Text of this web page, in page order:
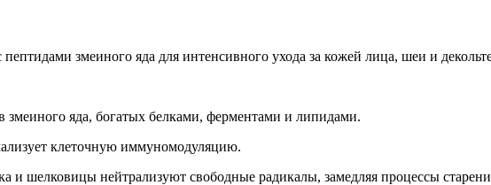
змеиного яда для интенсивного ухода за кожей лица, шеи и
змеиного яда, богатых белками, ферментами и липидами.
клеточную иммуномодуляцию.
и шелковицы нейтрализуют свободные радикалы, замедляя процессы